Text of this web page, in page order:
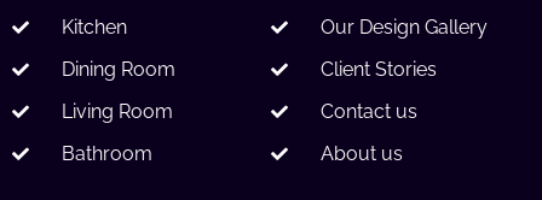
Kitchen
Dining Room
Living Room
Bathroom
Our Design Gallery
Client Stories
Contact us
About us